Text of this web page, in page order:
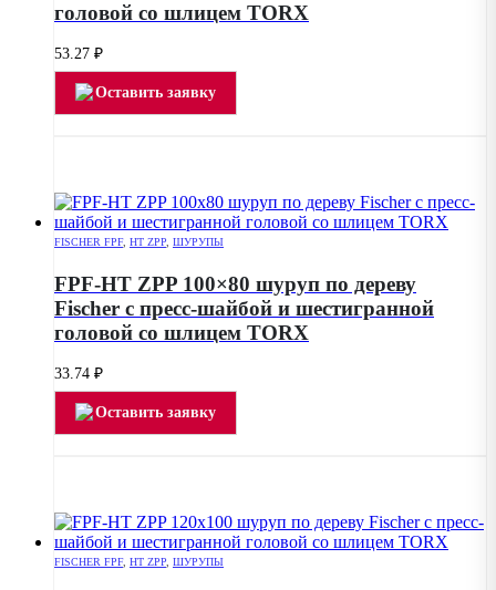
головой со шлицем TORX
53.27 ₽
Оставить заявку
FISCHER FPF, HT ZPP ШУРУПЫ
FPF-HT ZPP 100×80 шуруп по дереву
Fischer с пресс-шайбой и шестигранной
головой со шлицем TORX
33.74 ₽
Оставить заявку
FISCHER FPF, HT ZPP ШУРУПЫ